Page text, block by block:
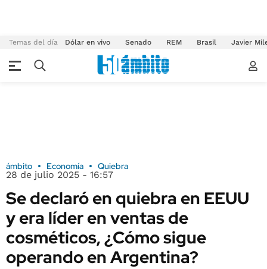
Temas del día Dólar en vivo Senado REM Brasil Javier
ámbito Economía Quiebra
28 de julio 2025 - 16:57
Se declaró en quiebra en EEUU
y era líder en ventas de
cosméticos, ¿Cómo sigue
operando en Argentina?